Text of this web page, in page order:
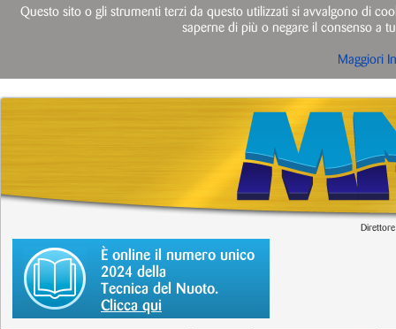
È online il numero unico
2024 della
Tecnica del Nuoto.
Clicca qui
Questo sito o gli strumenti terzi da questo utilizzati si avvalgono di
saperne di più o negare il consenso a
Maggiori